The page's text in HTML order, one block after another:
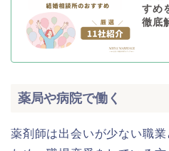
すめ
徹底
薬局や病院で働く
薬剤師は出会いが少ない職